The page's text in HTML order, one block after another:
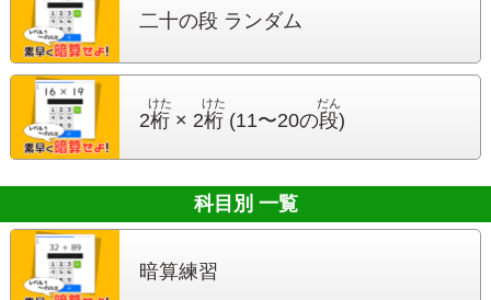
二十の段 ランダム
2桁
けた
× 2桁
けた
(11〜20の段
だん
)
科目別 一覧
暗算練習